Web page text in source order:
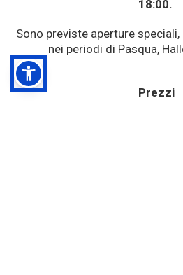
18:00.
Sono previste aperture
nei periodi di Pasqua,
Prezzi